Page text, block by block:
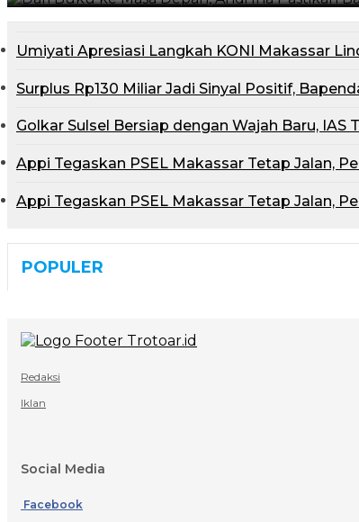
Umiyati Apresiasi Langkah KONI Makassar
Surplus Rp130 Miliar Jadi Sinyal Positif,
Golkar Sulsel Bersiap dengan Wajah Baru,
Appi Tegaskan PSEL Makassar Tetap Jalan,
Appi Tegaskan PSEL Makassar Tetap Jalan,
POPULER
Redaksi
Iklan
Social Media
Facebook